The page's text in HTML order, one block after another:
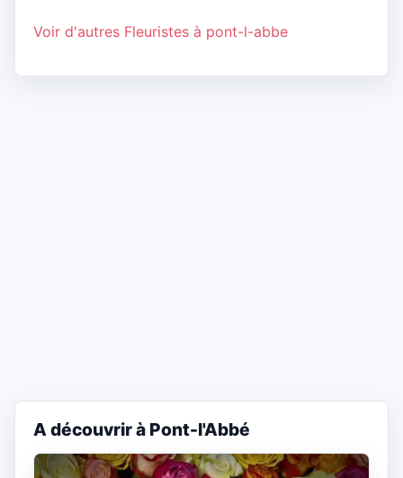
Voir d'autres Fleuristes à pont-l-abbe
A découvrir à Pont-l'Abbé